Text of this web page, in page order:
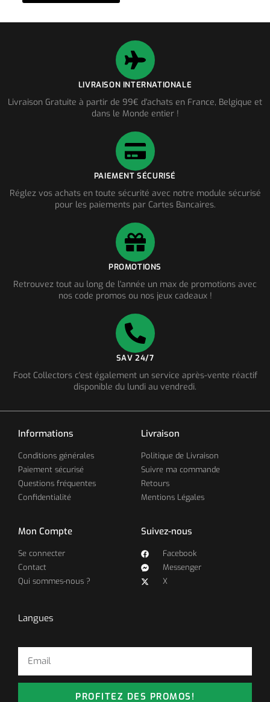
LIVRAISON INTERNATIONALE
Livraison Gratuite à partir de 99€ d'achats en France, Belgique et
dans le Monde entier !
PAIEMENT SÉCURISÉ
Réglez vos achats en toute sécurité avec notre module sécurisé
pour les paiements par Cartes Bancaires.
PROMOTIONS
Retrouvez tout au long de l'année un max de promotions avec
nos code promos ou nos jeux cadeaux !
SAV 24/7
Foot Collectors c'est également un service après-vente réactif
disponible du lundi au vendredi.
Informations
Conditions générales
Paiement sécurisé
Questions fréquentes
Confidentialité
Livraison
Politique de Livraison
Suivre ma commande
Retours
Mentions Légales
Mon Compte
Se connecter
Contact
Qui sommes-nous ?
Suivez-nous
Facebook
Messenger
X
Langues
PROFITEZ DES PROMOS!